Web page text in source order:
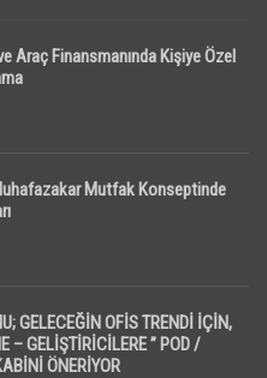
Araç Finansmanında Kişiye Özel
Mutfak Konseptinde
GELECEĞİN OFİS TRENDİ İÇİN,
– GELİŞTİRİCİLERE ” POD /
ÖNERİYOR